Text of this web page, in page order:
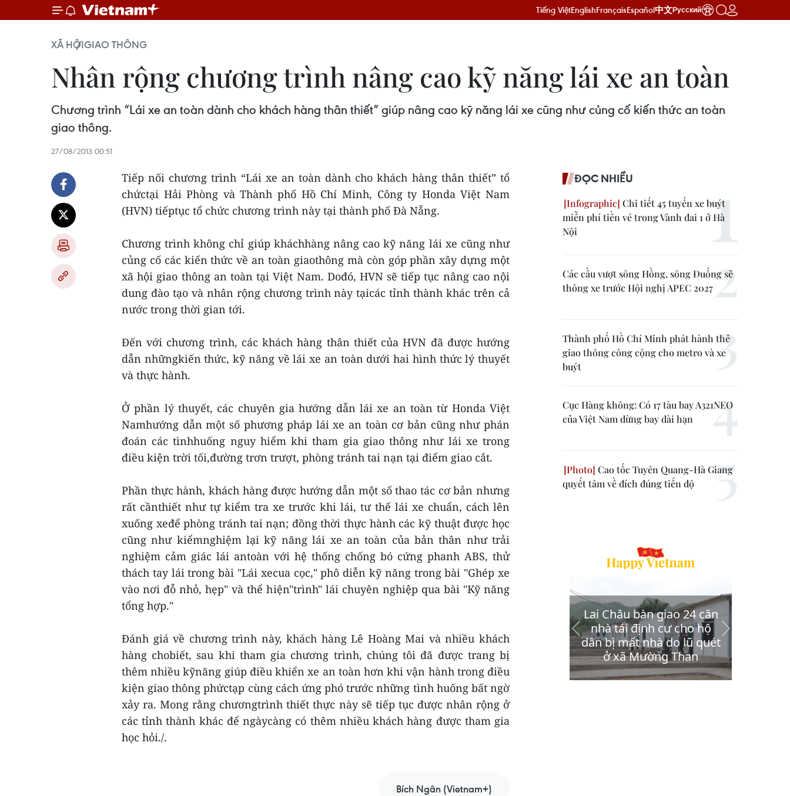
Tiếng ViệtEnglishFrançaisEspañol中文Русский
XÃ HỘIGIAO THÔNG
Nhân rộng chương trình nâng cao kỹ năng lái xe an toàn
Chương trình “Lái xe an toàn dành cho khách hàng thân thiết” giúp nâng cao kỹ năng lái xe cũng như củng cố kiến thức an toàn
giao thông.
27/08/2013 00:51
Tiếp nối chương trình “Lái xe an toàn dành cho khách hàng thân thiết” tổ
chứctại Hải Phòng và Thành phố Hồ Chí Minh, Công ty Honda Việt Nam
(HVN) tiếptục tổ chức chương trình này tại thành phố Đà Nẵng.
Chương trình không chỉ giúp kháchhàng nâng cao kỹ năng lái xe cũng như
củng cố các kiến thức về an toàn giaothông mà còn góp phần xây dựng một
xã hội giao thông an toàn tại Việt Nam. Dođó, HVN sẽ tiếp tục nâng cao nội
dung đào tạo và nhân rộng chương trình này tạicác tỉnh thành khác trên cả
nước trong thời gian tới.
Đến với chương trình, các khách hàng thân thiết của HVN đã được hướng
dẫn nhữngkiến thức, kỹ năng về lái xe an toàn dưới hai hình thức lý thuyết
và thực hành.
Ở phần lý thuyết, các chuyên gia hướng dẫn lái xe an toàn từ Honda Việt
Namhướng dẫn một số phương pháp lái xe an toàn cơ bản cũng như phán
đoán các tìnhhuống nguy hiểm khi tham gia giao thông như lái xe trong
điều kiện trời tối,đường trơn trượt, phòng tránh tai nạn tại điểm giao cắt.
Phần thực hành, khách hàng được hướng dẫn một số thao tác cơ bản nhưng
rất cầnthiết như tự kiểm tra xe trước khi lái, tư thế lái xe chuẩn, cách lên
xuống xeđể phòng tránh tai nạn; đồng thời thực hành các kỹ thuật được học
cũng như kiểmnghiệm lại kỹ năng lái xe an toàn của bản thân như trải
nghiệm cảm giác lái antoàn với hệ thống chống bó cứng phanh ABS, thử
thách tay lái trong bài "Lái xecua cọc," phô diễn kỹ năng trong bài "Ghép xe
vào nơi đỗ nhỏ, hẹp" và thể hiện"trình" lái chuyên nghiệp qua bài "Kỹ năng
tổng hợp."
Đánh giá về chương trình này, khách hàng Lê Hoàng Mai và nhiều khách
hàng chobiết, sau khi tham gia chương trình, chúng tôi đã được trang bị
thêm nhiều kỹnăng giúp điều khiển xe an toàn hơn khi vận hành trong điều
kiện giao thông phứctạp cùng cách ứng phó trước những tình huống bất ngờ
xảy ra. Mong rằng chươngtrình thiết thực này sẽ tiếp tục được nhân rộng ở
các tỉnh thành khác để ngàycàng có thêm nhiều khách hàng được tham gia
học hỏi./.
Bích Ngân (Vietnam+)
ĐỌC NHIỀU
Chi tiết 45 tuyến xe buýt
miễn phí tiền vé trong Vành đai 1 ở Hà
Nội
Các cầu vượt sông Hồng, sông Đuống sẽ
thông xe trước Hội nghị APEC 2027
Thành phố Hồ Chí Minh phát hành thẻ
giao thông công cộng cho metro và xe
buýt
Cục Hàng không: Có 17 tàu bay A321NEO
của Việt Nam dừng bay dài hạn
Cao tốc Tuyên Quang-Hà Giang
quyết tâm về đích đúng tiến độ